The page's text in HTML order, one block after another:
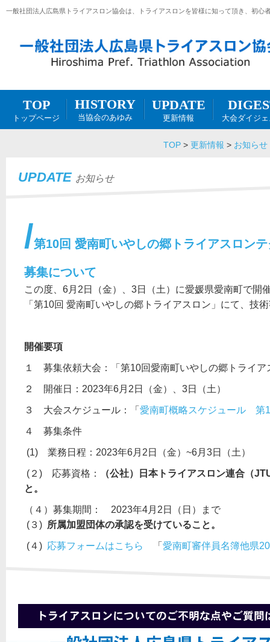
一般社団法人広島県トライアスロン協会は、トライアスロンを皆様に知って頂き、初心
TOP
トップページ
HISTORY
当協会のあゆみ
UPDATE
更新情報 大会ダイジ
TOP > 更新情報 > お知らせ
UPDATE お知らせ
第10回 愛南町いやしの郷トライアスロン
募集について
この度、6月2日（金）、3日（土）に愛媛県愛南町で開
「第10回 愛南町いやしの郷トライアスロン」にて、技
開催要項
１ 募集依頼大会：「第10回愛南町いやしの郷トライア
２ 開催日：2023年6月2日（金）、3日（土）
３ 大会スケジュール：「 愛南町概略スケジュール 第
４ 募集条件
(1) 業務日程：2023年6月2日（金）~6月3日（土）
(２) 応募資格：
（公社）日本トライアスロン連合（
と。
（４）募集期間： 2023年4月2日（日）まで
(３) 所属加盟団体の承認を受けていること。
(４) 応募フォームはこちら 「 愛南町審伴員名簿他県